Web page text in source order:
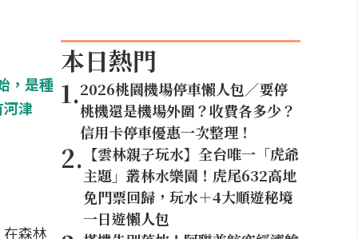
，是種
津
森林
本日熱門
1.2026桃園機場停車懶人包／要停
桃機還是機場外圍？收費各多少？
信用卡停車優惠一次整理！
2. 【雲林親子玩水】全台唯一「虎爺
主題」叢林水樂園！虎尾632高地
免門票回歸，玩水＋4大順遊秘境
一日遊懶人包